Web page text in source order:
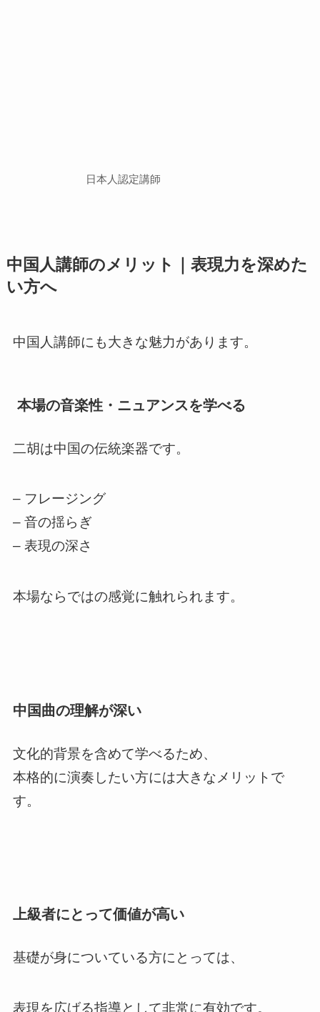
日本人認定講師
中国人講師のメリット｜表現力を深めた
い方へ
中国人講師にも大きな魅力があります。
本場の音楽性・ニュアンスを学べる
二胡は中国の伝統楽器です。
– フレージング
– 音の揺らぎ
– 表現の深さ
本場ならではの感覚に触れられます。
中国曲の理解が深い
文化的背景を含めて学べるため、
本格的に演奏したい方には大きなメリットで
す。
上級者にとって価値が高い
基礎が身についている方にとっては、
表現を広げる指導として非常に有効です。